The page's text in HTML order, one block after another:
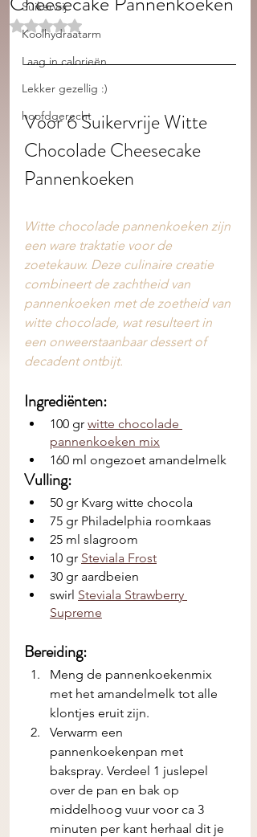
Suikervrij
Koolhydraatarm
Laag in calorieën
Lekker gezellig :)
hoofdgerecht
Beoordeeld met NaN uit 5 sterren.
Voor 6 Suikervrije Witte
Chocolade Cheesecake
Pannenkoeken
Witte chocolade pannenkoeken zijn
een ware traktatie voor de
zoetekauw. Deze culinaire creatie
combineert de zachtheid van
pannenkoeken met de zoetheid van
witte chocolade, wat resulteert in
een onweerstaanbaar dessert of
decadent ontbijt.
Ingrediënten:
100 gr witte chocolade
pannenkoeken mix
160 ml ongezoet amandelmelk
Vulling:
50 gr Kvarg witte chocola
75 gr Philadelphia roomkaas
25 ml slagroom
10 gr Steviala Frost
30 gr aardbeien
swirl Steviala Strawberry
Supreme
Bereiding:
Meng de pannenkoekenmix
met het amandelmelk tot alle
klontjes eruit zijn.
Verwarm een
pannenkoekenpan met
bakspray. Verdeel 1 juslepel
over de pan en bak op
middelhoog vuur voor ca 3
minuten per kant herhaal dit je